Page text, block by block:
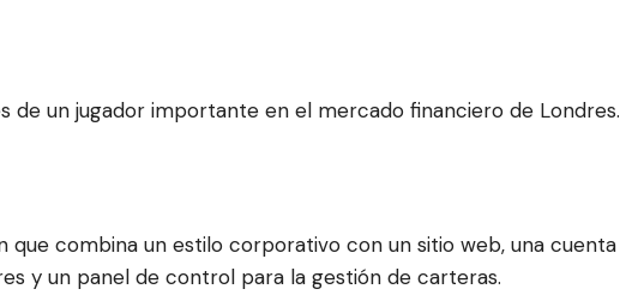
de un jugador importante en el mercado financiero de Londres.
que combina un estilo corporativo con un sitio web, una cuenta
y un panel de control para la gestión de carteras.